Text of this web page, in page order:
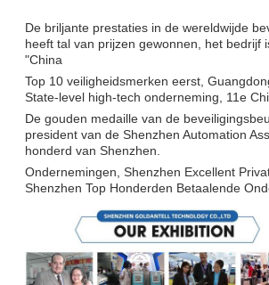
De briljante prestaties in de wereldwijde
heeft tal van prijzen gewonnen, het bedrijf
"China
Top 10 veiligheidsmerken eerst,
State-level high-tech onderneming, 11e
De gouden medaille van de
president van de Shenzhen Automation
honderd van Shenzhen.
Ondernemingen, Shenzhen Excellent
Shenzhen Top Honderden Betaalende